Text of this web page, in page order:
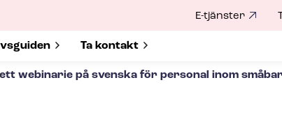
for Show submenu for
Ta kontakt
E-tjänster
webinarie på svenska för personal inom